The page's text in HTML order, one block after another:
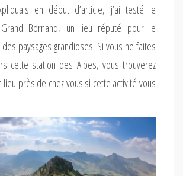
en début d’article, j’ai testé le
Bornand, un lieu réputé pour le
paysages grandioses. Si vous ne faites
cette station des Alpes, vous trouverez
lieu près de chez vous si cette activité vous